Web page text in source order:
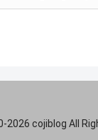
cojiblog All